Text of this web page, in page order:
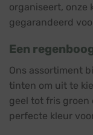
organiseert, onze
gegarandeerd
Een
Ons assortiment
tinten om uit te
geel tot fris groen
perfecte kleur